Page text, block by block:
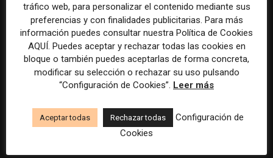
IA en redacciones, productos
y negocios periodísticos
98% del valor de algunos
grandes grupos de prensa
tradicionales
tráfico web, para personalizar el contenido mediante sus
preferencias y con finalidades publicitarias. Para más
información puedes consultar nuestra Política de Cookies
AQUÍ. Puedes aceptar y rechazar todas las cookies en
bloque o también puedes aceptarlas de forma concreta,
modificar su selección o rechazar su uso pulsando
“Configuración de Cookies”. Leer más
Aceptar todas Rechazar todas
Configuración de
Cookies